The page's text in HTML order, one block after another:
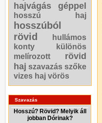
hajvágás géppel
hosszú haj
hosszúból
rövid
hullámos
konty
különös
melírozott
rövid
haj szavazás szőke
vizes haj vörös
Szavazás
Hosszú? Rövid? Melyik áll
jobban Dórinak?